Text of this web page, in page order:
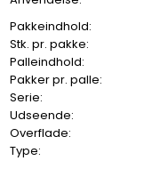
Pakkeindhold:
Stk. pr. pakke:
Palleindhold:
Pakker pr. palle:
Serie:
Udseende:
Overflade:
Type: